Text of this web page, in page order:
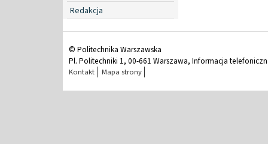
Redakcja
© Politechnika Warszawska
Pl. Politechniki 1, 00-661 Warszawa, Informacja
Kontakt Mapa strony